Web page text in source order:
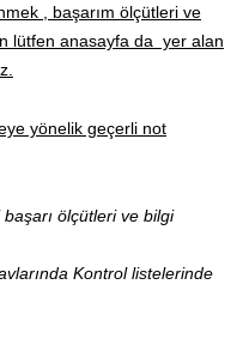
, başarım ölçütleri ve
lütfen anasayfa da yer alan
yönelik geçerli not
başarı ölçütleri ve bilgi
Kontrol listelerinde